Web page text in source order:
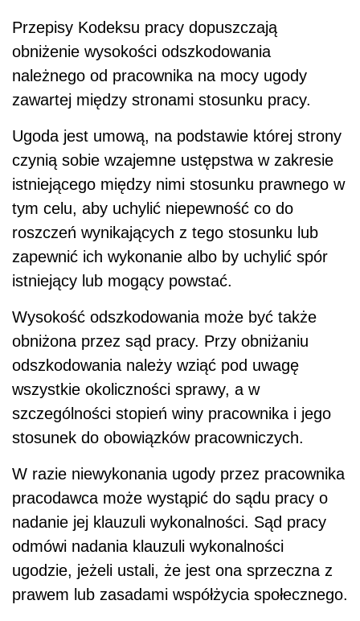
Przepisy Kodeksu pracy dopuszczają
obniżenie wysokości odszkodowania
należnego od pracownika na mocy ugody
zawartej między stronami stosunku pracy.
Ugoda jest umową, na podstawie której strony
czynią sobie wzajemne ustępstwa w zakresie
istniejącego między nimi stosunku prawnego w
tym celu, aby uchylić niepewność co do
roszczeń wynikających z tego stosunku lub
zapewnić ich wykonanie albo by uchylić spór
istniejący lub mogący powstać.
Wysokość odszkodowania może być także
obniżona przez sąd pracy. Przy obniżaniu
odszkodowania należy wziąć pod uwagę
wszystkie okoliczności sprawy, a w
szczególności stopień winy pracownika i jego
stosunek do obowiązków pracowniczych.
W razie niewykonania ugody przez pracownika
pracodawca może wystąpić do sądu pracy o
nadanie jej klauzuli wykonalności. Sąd pracy
odmówi nadania klauzuli wykonalności
ugodzie, jeżeli ustali, że jest ona sprzeczna z
prawem lub zasadami współżycia społecznego.